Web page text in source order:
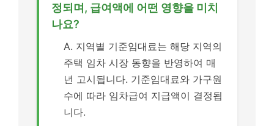
정되며, 급여액에 어떤 영향을 미치
나요?
A. 지역별 기준임대료는 해당 지역의
주택 임차 시장 동향을 반영하여 매
년 고시됩니다. 기준임대료와 가구원
수에 따라 임차급여 지급액이 결정됩
니다.